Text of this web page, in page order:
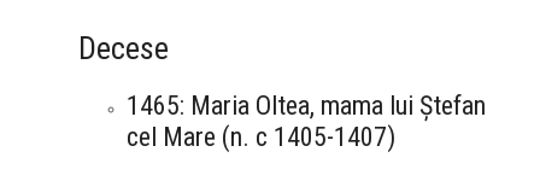
Decese
1465: Maria Oltea, mama lui Ștefan
cel Mare (n. c 1405-1407)